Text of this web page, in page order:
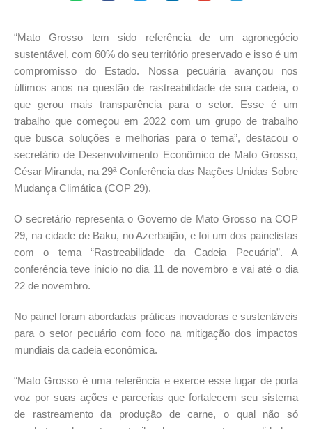
“Mato Grosso tem sido referência de um agronegócio
sustentável, com 60% do seu território preservado e isso é um
compromisso do Estado. Nossa pecuária avançou nos
últimos anos na questão de rastreabilidade de sua cadeia, o
que gerou mais transparência para o setor. Esse é um
trabalho que começou em 2022 com um grupo de trabalho
que busca soluções e melhorias para o tema”, destacou o
secretário de Desenvolvimento Econômico de Mato Grosso,
César Miranda, na 29ª Conferência das Nações Unidas Sobre
Mudança Climática (COP 29).
O secretário representa o Governo de Mato Grosso na COP
29, na cidade de Baku, no Azerbaijão, e foi um dos painelistas
com o tema “Rastreabilidade da Cadeia Pecuária”. A
conferência teve início no dia 11 de novembro e vai até o dia
22 de novembro.
No painel foram abordadas práticas inovadoras e sustentáveis
para o setor pecuário com foco na mitigação dos impactos
mundiais da cadeia econômica.
“Mato Grosso é uma referência e exerce esse lugar de porta
voz por suas ações e parcerias que fortalecem seu sistema
de rastreamento da produção de carne, o qual não só